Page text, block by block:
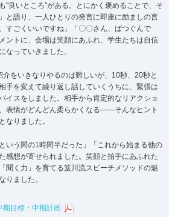
"良いところ"がある。とにかく褒めることで、そ
と語り、一人ひとりの発言に即座に励ましの言
すごくいいですね」「〇〇さん、ばつぐんで
ントに、会場は笑顔にあふれ、学生たちは自信
なっていきました。
をいきなりやるのは難しいが、10秒、20秒と
手を変えて繰り返し話していくうちに、緊張は
イスをしました。相手から肯定的なリアクショ
表情がどんどん柔らかくなる――そんなヒント
なりました。
いう間の1時間半だった」「これから始まる他の
感想が寄せられました。笑顔と拍手にあふれた
聞く力」を育てる笈川流スピーチメソッドの魅
りました。
期目標・中期計画